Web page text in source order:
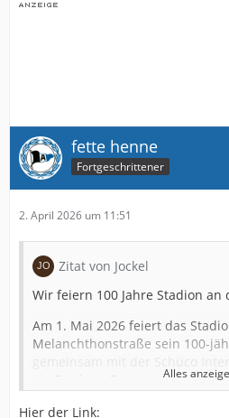
fette henne
Fortgeschrittener
2. April 2026 um 11:51
Zitat von Jockel
Wir feiern 100 Jahre Stadion
Am 1. Mai 2026 feiert das
Melanchthonstraße sein 100-
ein Zeichen: Zum Heimspiel
Alles
Hier der Link: